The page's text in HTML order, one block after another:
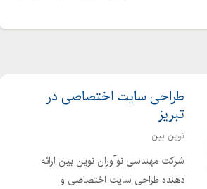
طراحی سایت اختصاصی در
تبریز
نوین بین
شرکت مهندسی نوآوران نوین بین ارائه
دهنده طراحی سایت اختصاصی و